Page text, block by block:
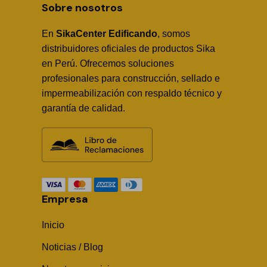
Sobre nosotros
En SikaCenter Edificando, somos
distribuidores oficiales de productos Sika
en Perú. Ofrecemos soluciones
profesionales para construcción, sellado e
impermeabilización con respaldo técnico y
garantía de calidad.
Empresa
Inicio
Noticias / Blog